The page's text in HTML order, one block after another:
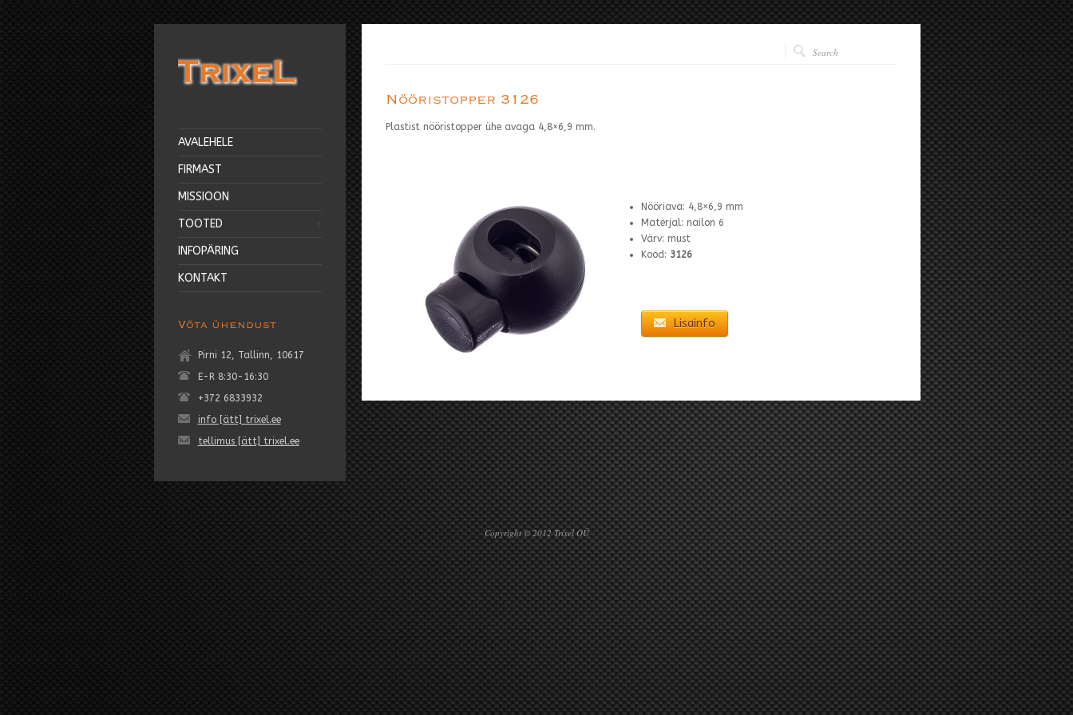
Nööristopper 3126
Plastist nööristopper ühe avaga 4,8×6,9 mm.
Nööriava: 4,8×6,9 mm
Materjal: nailon 6
Värv: must
Kood: 3126
Lisainfo
AVALEHELE
FIRMAST
MISSIOON
TOOTED
INFOPÄRING
KONTAKT
Võta ühendust
Pirni 12, Tallinn, 10617
E-R 8:30-16:30
+372 6833932
info [ätt] trixel.ee
tellimus [ätt] trixel.ee
Copyright © 2012 Trixel OÜ